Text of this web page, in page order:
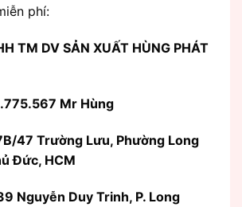
phí:
TM DV SẢN XUẤT HÙNG PHÁT
Mr Hùng
47 Trường Lưu, Phường Long
Đức, HCM
Nguyễn Duy Trinh, P. Long